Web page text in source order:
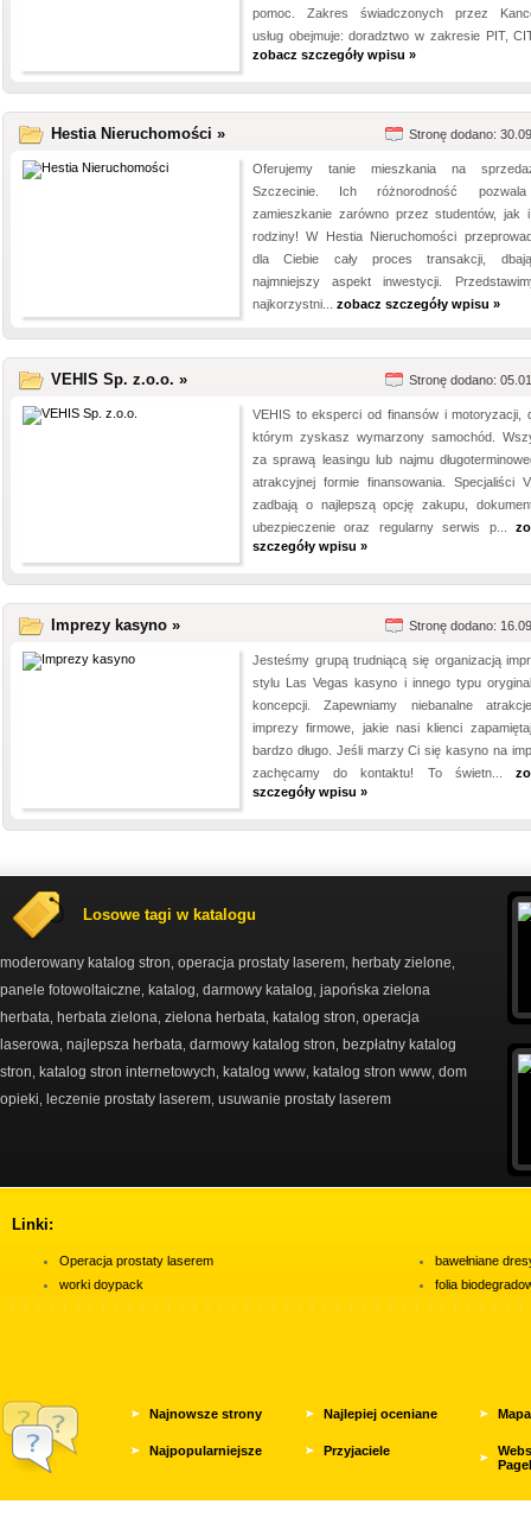
pomoc. Zakres świadczonych przez
usług obejmuje: doradztwo w zakresie PIT,
zobacz szczegóły wpisu »
Hestia Nieruchomości » Stronę dodano:
Oferujemy tanie mieszkania na
Szczecinie. Ich różnorodność
zamieszkanie zarówno przez studentów, jak i
rodziny! W Hestia Nieruchomości
dla Ciebie cały proces transakcji,
najmniejszy aspekt inwestycji.
najkorzystni... zobacz szczegóły wpisu »
VEHIS Sp. z.o.o. » Stronę dodano:
VEHIS to eksperci od finansów i motoryzacji,
którym zyskasz wymarzony samochód.
za sprawą leasingu lub najmu
atrakcyjnej formie finansowania. Specjaliści
zadbają o najlepszą opcję zakupu,
ubezpieczenie oraz regularny serwis p...
szczegóły wpisu »
Imprezy kasyno » Stronę dodano:
Jesteśmy grupą trudniącą się organizacją
stylu Las Vegas kasyno i innego typu
koncepcji. Zapewniamy niebanalne
imprezy firmowe, jakie nasi klienci
bardzo długo. Jeśli marzy Ci się kasyno na
zachęcamy do kontaktu! To świetn...
szczegóły wpisu »
Losowe tagi w katalogu
moderowany katalog stron operacja prostaty laserem herbaty zielone
panele fotowoltaiczne katalog darmowy katalog japońska zielona
herbata herbata zielona zielona herbata katalog stron operacja
laserowa najlepsza herbata darmowy katalog stron bezpłatny katalog
stron
katalog stron internetowych katalog www katalog stron www dom
opieki
leczenie prostaty laserem usuwanie prostaty laserem
Linki:
Operacja prostaty laserem
worki doypack
bawełniane
folia
Najnowsze strony Najlepiej oceniane
Najpopularniejsze Przyjaciele